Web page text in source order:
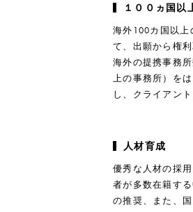
１００ヵ国以
海外100カ国以上
て、出願から権
海外の提携事務
上の事務所）を
し、クライアン
人材育成
優秀な人材の採
者が多数在籍す
の推奨、また、